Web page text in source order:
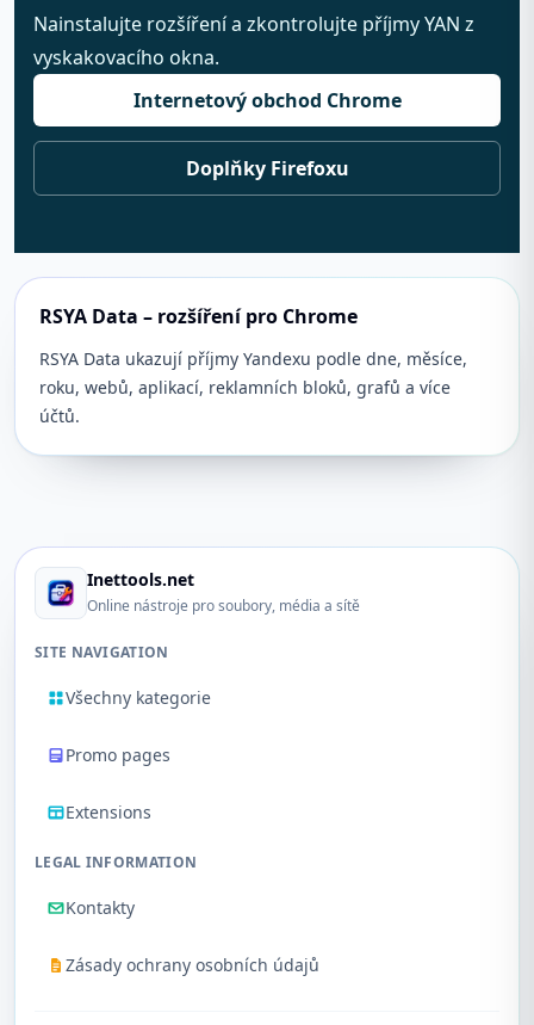
Nainstalujte rozšíření a zkontrolujte příjmy YAN z
vyskakovacího okna.
Internetový obchod Chrome
Doplňky Firefoxu
RSYA Data – rozšíření pro Chrome
RSYA Data ukazují příjmy Yandexu podle dne, měsíce,
roku, webů, aplikací, reklamních bloků, grafů a více
účtů.
Inettools.net
Online nástroje pro soubory, média a sítě
SITE NAVIGATION
Všechny kategorie
Promo pages
Extensions
LEGAL INFORMATION
Kontakty
Zásady ochrany osobních údajů